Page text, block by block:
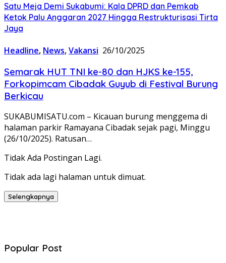
Satu Meja Demi Sukabumi: Kala DPRD dan Pemkab
Ketok Palu Anggaran 2027 Hingga Restrukturisasi Tirta
Jaya
Headline, News,Vakansi 26/10/2025
Semarak HUT TNI ke-80 dan HJKS ke-155,
Forkopimcam Cibadak Guyub di Festival Burung
Berkicau
SUKABUMISATU.com – Kicauan burung menggema di
halaman parkir Ramayana Cibadak sejak pagi, Minggu
(26/10/2025). Ratusan…
Tidak Ada Postingan Lagi.
Tidak ada lagi halaman untuk dimuat.
Selengkapnya
Popular Post